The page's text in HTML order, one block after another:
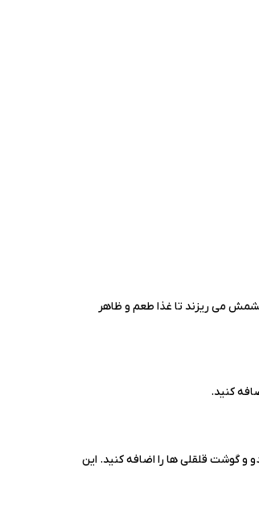
می ریزند تا غذا طعم و ظاهر
کنید.
و گوشت قلقلی ها را اضافه کنید. این